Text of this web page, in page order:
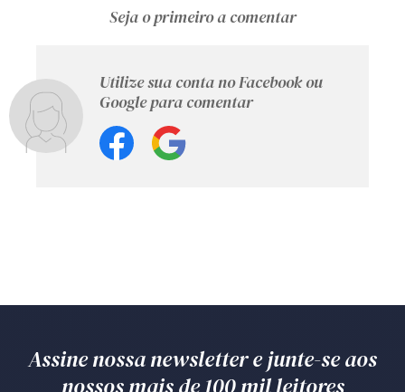
Seja o primeiro a comentar
Utilize sua conta no Facebook ou
Google para comentar
Assine nossa newsletter e junte-se aos
nossos mais de 100 mil leitores